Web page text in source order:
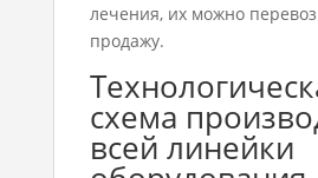
лечения, их можно
продажу.
схема
всей линейки